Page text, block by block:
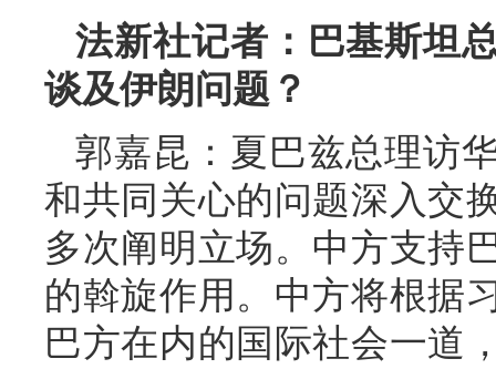
法新社记者：巴基斯坦
谈及伊朗问题？
郭嘉昆：夏巴兹总理访
和共同关心的问题深入交
多次阐明立场。中方支持
的斡旋作用。中方将根据
巴方在内的国际社会一道